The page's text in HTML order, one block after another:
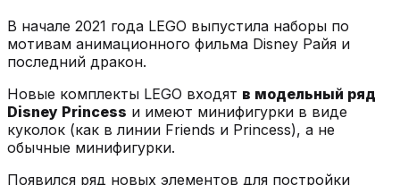
В начале 2021 года LEGO выпустила наборы по
мотивам анимационного фильма Disney Райя и
последний дракон.
Новые комплекты LEGO входят в модельный ряд
Disney Princess и имеют минифигурки в виде
куколок (как в линии Friends и Princess), а не
обычные минифигурки.
Появился ряд новых элементов для постройки